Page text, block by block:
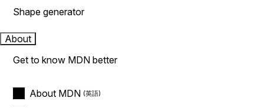
Shape generator
About
Get to know MDN better
About MDN